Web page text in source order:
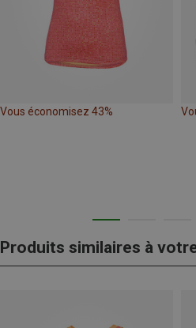
Vous économisez 43%
Produits similaires à